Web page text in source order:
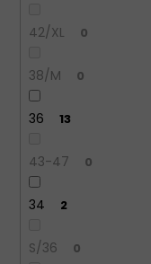
42/XL 0
38/M 0
36 13
43-47 0
34 2
S/36 0